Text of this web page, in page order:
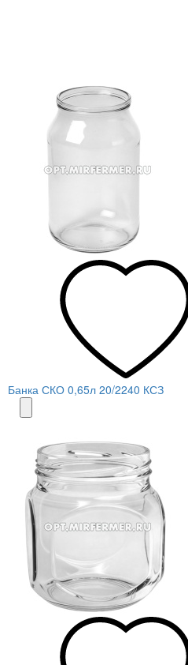
Банка СКО 0,65л 20/2240 КСЗ